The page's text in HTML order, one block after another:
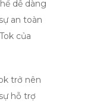
dễ dàng
an toàn
của
trở nên
hỗ trợ